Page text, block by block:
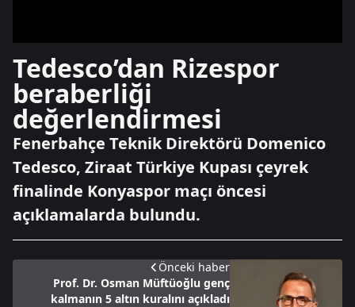
Tedesco’dan Rizespor
beraberliği
değerlendirmesi
Fenerbahçe Teknik Direktörü Domenico
Tedesco, Ziraat Türkiye Kupası çeyrek
finalinde Konyaspor maçı öncesi
açıklamalarda bulundu.
Önceki haber
Prof. Dr. Osman Müftüoğlu genç
kalmanın 5 altın kuralını açıkladı